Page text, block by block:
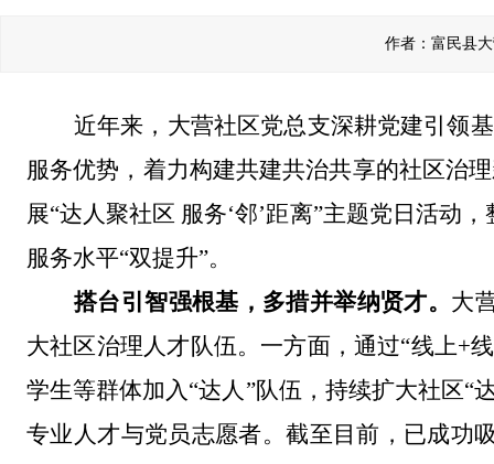
作者：富民县
近年来，大营社区党总支深耕党建引领
服务优势 ，着力构建共建共治共享的社区治
展“达人聚社区 服务‘邻’距离”主题党日活动，
服务水平“双提升”。
搭台引智强根基， 多措并举纳贤才。 大
大社区治理 人才队伍。 一方面，通过“线上+
学生等群体加入“达人”队伍， 持续扩大社区“
专业人才与党员志愿者。截至目前， 已成功